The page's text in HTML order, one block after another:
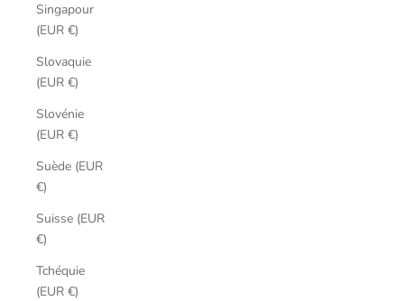
Singapour
(EUR €)
Slovaquie
(EUR €)
Slovénie
(EUR €)
Suède (EUR
€)
Suisse (EUR
€)
Tchéquie
(EUR €)